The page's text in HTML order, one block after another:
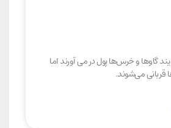
گاوها و خرس‌ها پول در می آورند اما
می‌شوند.